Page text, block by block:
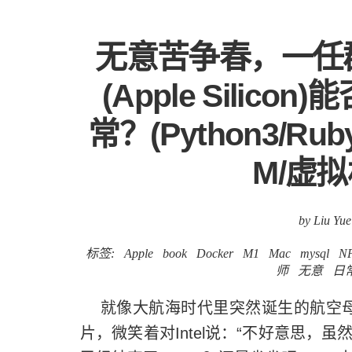
无意苦争春，一
(Apple Silicon)能
常？(Python3/
M/虚
by Liu Yue
标签: Apple book Docker M1 Mac mysql
师
无意 日
就像大航海时代里突然诞生的航空
片，微笑着对Intel说：“不好意思，虽